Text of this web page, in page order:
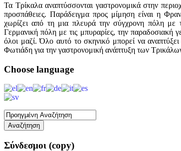
Τα Τρίκαλα αναπτύσσονται γαστρονομικά στην
προσπάθειες. Παράδειγμα προς μίμηση είναι η
χωρίζει από τη μια πλευρά την σύγχρονη πόλη με
Γερμανική πόλη με τις μπυραρίες, την παραδοσιακή
όλοι μαζί. Όλο αυτό το σκηνικό μπορεί να
Φωτιάδη για την γαστρονομική ανάπτυξη των
Choose language
Σύνδεσμοι (copy)